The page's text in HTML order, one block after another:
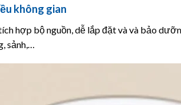
không gian
hợp bộ nguồn, dễ lắp đặt và và bảo
sảnh,…